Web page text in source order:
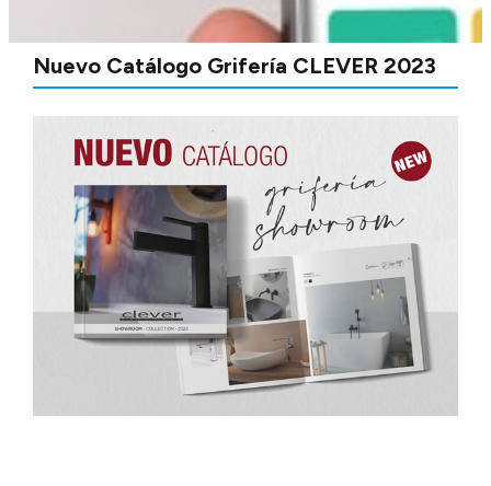
Nuevo Catálogo Grifería CLEVER 2023